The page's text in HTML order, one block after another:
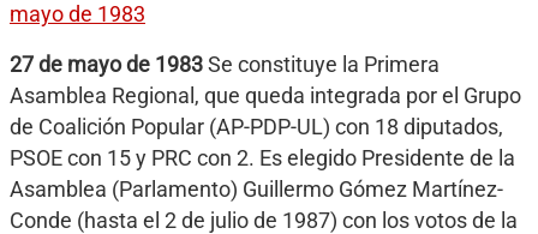
mayo de 1983
27 de mayo de 1983 Se constituye la Primera
Asamblea Regional, que queda integrada por el Grupo
de Coalición Popular (AP-PDP-UL) con 18 diputados,
PSOE con 15 y PRC con 2. Es elegido Presidente de la
Asamblea (Parlamento) Guillermo Gómez Martínez-
Conde (hasta el 2 de julio de 1987) con los votos de la